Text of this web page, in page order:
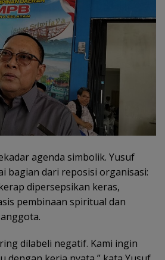
agenda simbolik. Yusuf
bagian dari reposisi organisasi:
dipersepsikan keras,
pembinaan spiritual dan
dilabeli negatif. Kami ingin